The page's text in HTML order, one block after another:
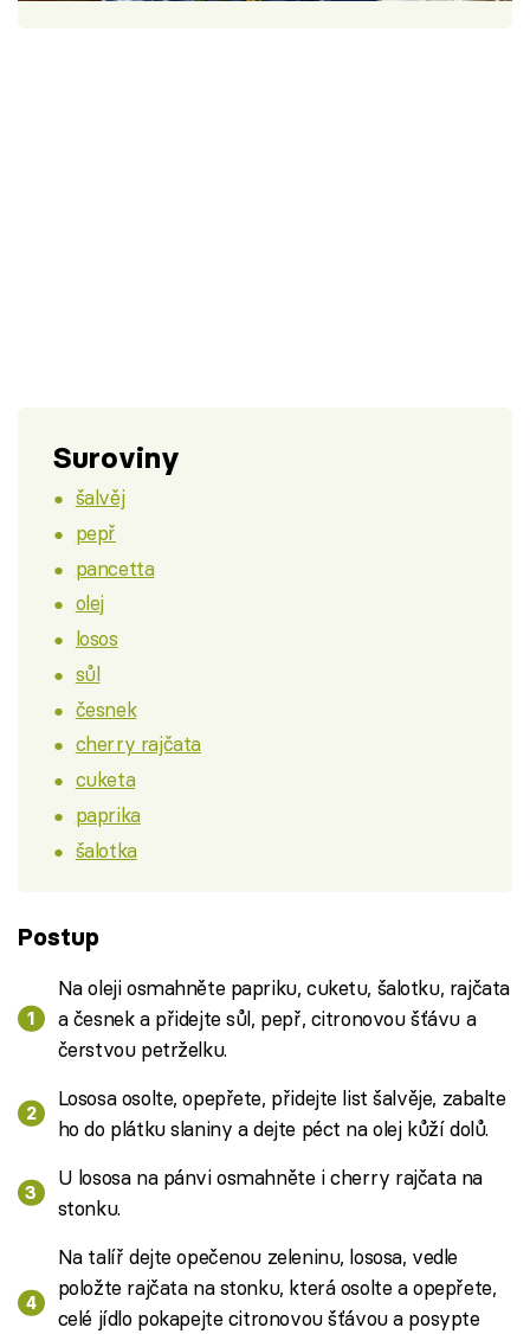
Suroviny
šalvěj
pepř
pancetta
olej
losos
sůl
česnek
cherry rajčata
cuketa
paprika
šalotka
Postup
Na oleji osmahněte papriku, cuketu, šalotku, rajčata
a česnek a přidejte sůl, pepř, citronovou šťávu a
čerstvou petrželku.
Lososa osolte, opepřete, přidejte list šalvěje, zabalte
ho do plátku slaniny a dejte péct na olej kůží dolů.
U lososa na pánvi osmahněte i cherry rajčata na
stonku.
Na talíř dejte opečenou zeleninu, lososa, vedle
položte rajčata na stonku, která osolte a opepřete,
celé jídlo pokapejte citronovou šťávou a posypte